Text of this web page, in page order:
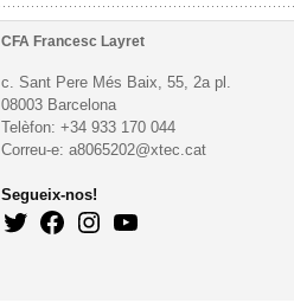
CFA Francesc Layret
c. Sant Pere Més Baix, 55, 2a pl.
08003 Barcelona
Telèfon: +34 933 170 044
Correu-e: a8065202@xtec.cat
Segueix-nos!